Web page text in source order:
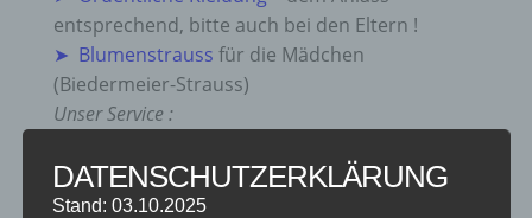
entsprechend, bitte auch bei den Eltern !
➤ Blumenstrauss für die Mädchen
(Biedermeier-Strauss)
Unser Service :
(24.06.) zwischen 15:00 und 16:00 Uhr und bei der
Jugendparty am 25.06. bei uns angesehen und
DATENSCHUTZERKLÄRUNG
Stand: 03.10.2025